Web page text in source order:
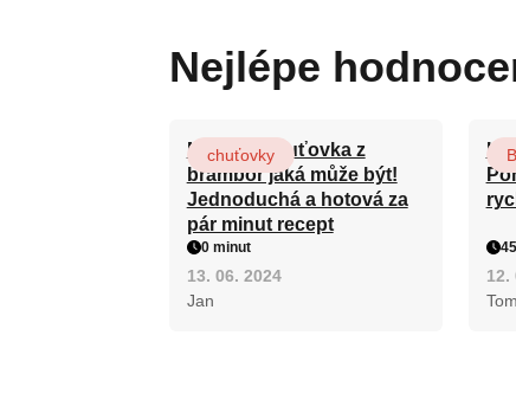
Nejlépe
Nejlepší chuťovka z
brambor jaká může být!
Jednoduchá a hotová za
pár minut recept
chuťovky
0 minut
13. 06. 2024
Jan
12.